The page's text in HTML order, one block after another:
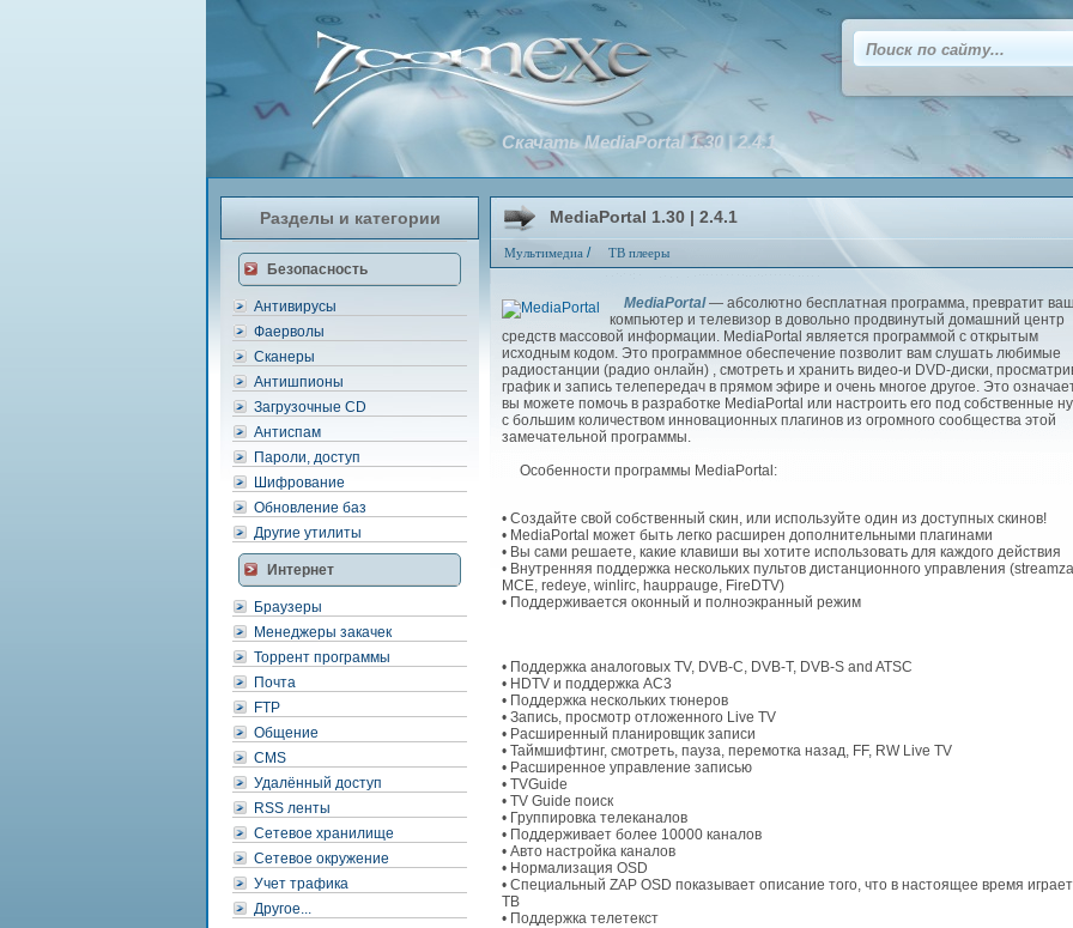
Разделы и категории
Безопасность
Антивирусы
Фаерволы
Сканеры
Антишпионы
Загрузочные CD
Антиспам
Пароли, доступ
Шифрование
Обновление баз
Другие утилиты
Интернет
Браузеры
Менеджеры закачек
Торрент программы
Почта
FTP
Общение
CMS
Удалённый доступ
RSS ленты
Сетевое хранилище
Сетевое окружение
Учет трафика
Другое...
MediaPortal 1.30 | 2.4.1
Мультимедиа / ТВ плееры
Скачать MediaPortal 1.30 | 2.4.1
MediaPortal— абсолютно бесплатная программа, превратит
компьютер и телевизор в довольно продвинутый домашний центр
средств массовой информации. MediaPortal является программой с открытым
исходным кодом. Это программное обеспечение позволит вам слушать любимые
радиостанции (радио онлайн) , смотреть и хранить видео-и DVD-диски,
график и запись телепередач в прямом эфире и очень многое другое. Это
вы можете помочь в разработке MediaPortal или настроить его под собственные
с большим количеством инновационных плагинов из огромного сообщества этой
замечательной программы.
Особенности программы MediaPortal:
• Создайте свой собственный скин, или используйте один из доступных скинов!
• MediaPortal может быть легко расширен дополнительными плагинами
• Вы сами решаете, какие клавиши вы хотите использовать для каждого действия
• Внутренняя поддержка нескольких пультов дистанционного управления
MCE, redeye, winlirc, hauppauge, FireDTV)
• Поддерживается оконный и полноэкранный режим
• Поддержка аналоговых TV, DVB-C, DVB-T, DVB-S and ATSC
• HDTV и поддержка AC3
• Поддержка нескольких тюнеров
• Запись, просмотр отложенного Live TV
• Расширенный планировщик записи
• Таймшифтинг, смотреть, пауза, перемотка назад, FF, RW Live TV
• Расширенное управление записью
• TVGuide
• TV Guide поиск
• Группировка телеканалов
• Поддерживает более 10000 каналов
• Авто настройка каналов
• Нормализация OSD
• Специальный ZAP OSD показывает описание того, что в настоящее время
ТВ
• Поддержка телетекст